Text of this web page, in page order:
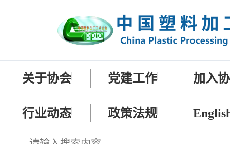
关于协会 党建工作 加入
行业动态 政策法规